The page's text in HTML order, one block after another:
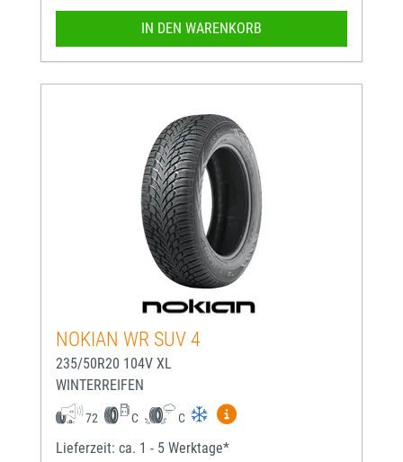
IN DEN WARENKORB
NOKIAN WR SUV 4
235/50R20 104V XL
WINTERREIFEN
72 C C
Mehr Informationen zum
Lieferzeit: ca. 1 - 5 Werktage*